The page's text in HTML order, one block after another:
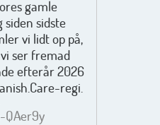
gamle
sidste
vi lidt op på,
ser fremad
efterår 2026
regi.